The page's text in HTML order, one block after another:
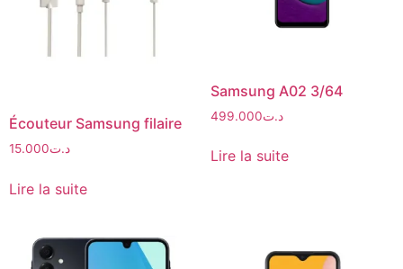
Écouteur Samsung filaire
د.ت15.000
Lire la suite
Samsung A02 3/64
د.ت499.000
Lire la suite